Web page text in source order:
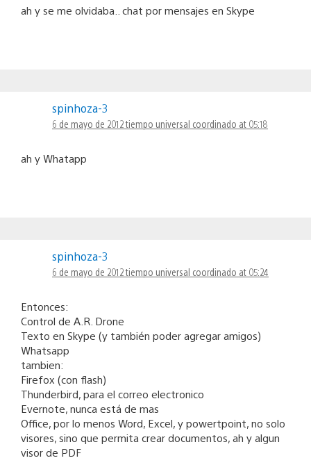
ah y se me olvidaba.. chat por mensajes en Skype
spinhoza-3
6 de mayo de 2012 tiempo universal coordinado at 05:18
ah y Whatapp
spinhoza-3
6 de mayo de 2012 tiempo universal coordinado at 05:24
Entonces:
Control de A.R. Drone
Texto en Skype (y también poder agregar amigos)
Whatsapp
tambien:
Firefox (con flash)
Thunderbird, para el correo electronico
Evernote, nunca está de mas
Office, por lo menos Word, Excel, y powertpoint, no solo
visores, sino que permita crear documentos, ah y algun
visor de PDF